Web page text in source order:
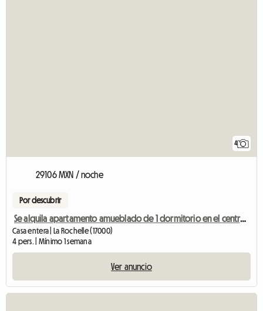
4
29106 MXN / noche
Por descubrir
Se alquila apartamento amueblado de 1 dormitorio en el centro de la ciudad.
Casa entera | La Rochelle (17000)
4 pers. | Mínimo 1 semana
Ver anuncio